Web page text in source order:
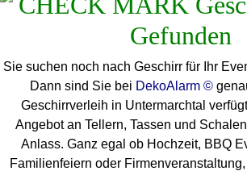
Sie suchen noch nach Geschirr für Ihr
Dann sind Sie bei DekoAlarm ©
Geschirrverleih in Untermarchtal
Angebot an Tellern, Tassen und
Anlass. Ganz egal ob Hochzeit, BBQ
Familienfeiern oder